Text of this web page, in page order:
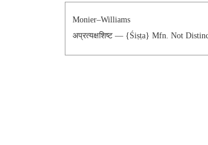
Monier–Williams
अप्रत्यक्षशिष्ट — {śiṣṭa} Mfn. Not